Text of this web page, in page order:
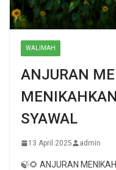
WALIMAH
ANJURAN
SYAWAL
13 April 2025 admin
🍃🌻 ANJURAN